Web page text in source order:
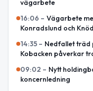
vägarbete
16:06 – Vägarbete
Konradslund och
14:35 – Nedfallet träd
Kobacken påverkar
09:02 – Nytt
koncernledning